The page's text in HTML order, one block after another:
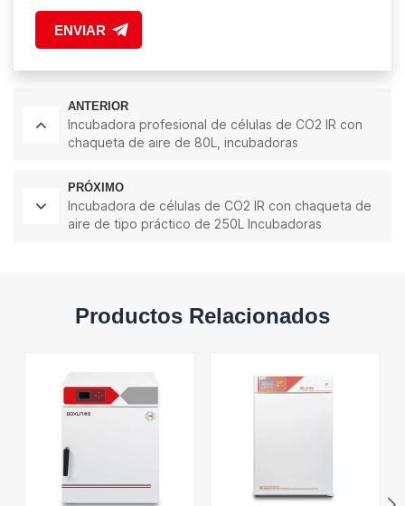
ENVIAR
ANTERIOR
Incubadora profesional de células de CO2 IR con
chaqueta de aire de 80L, incubadoras
PRÓXIMO
Incubadora de células de CO2 IR con chaqueta de
aire de tipo práctico de 250L Incubadoras
Productos Relacionados